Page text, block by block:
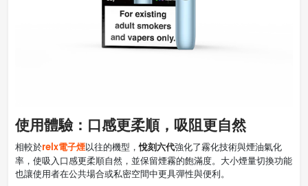
使用體驗：口感更柔順，吸阻更自然
相較於relx電子煙以往的機型，悅刻六代強化了霧化技術與煙油氣化
率，使吸入口感更柔順自然，並保留煙霧的飽滿度。大小煙量切換功能
也讓使用者在公共場合或私密空間中更具彈性與便利。